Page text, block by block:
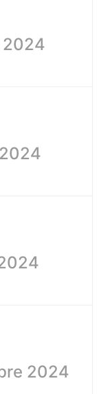
2024
2024